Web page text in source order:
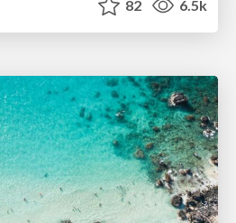
82 6.5k